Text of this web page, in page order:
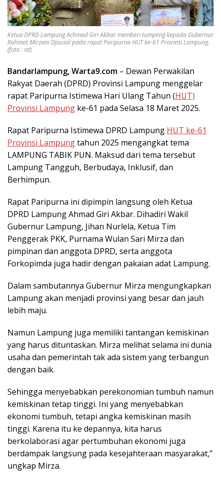
Ketua DPRD Lampung Achmad Giri Akbar memberi tumpeng kepada Gubernur
Rahmat Mirzani Djausal pada rapat Paripurna HUT ke-61 Provinsi Lampung.
(foto : ist)
Bandarlampung, Warta9.com – Dewan Perwakilan
Rakyat Daerah (DPRD) Provinsi Lampung menggelar
rapat Paripurna Istimewa Hari Ulang Tahun (HUT)
Provinsi Lampung ke-61 pada Selasa 18 Maret 2025.
Rapat Paripurna Istimewa DPRD Lampung HUT ke-61
Provinsi Lampungtahun 2025 mengangkat tema
LAMPUNG TABIK PUN. Maksud dari tema tersebut
Lampung Tangguh, Berbudaya, Inklusif, dan
Berhimpun.
Rapat Paripurna ini dipimpin langsung oleh Ketua
DPRD Lampung Ahmad Giri Akbar. Dihadiri Wakil
Gubernur Lampung, Jihan Nurlela, Ketua Tim
Penggerak PKK, Purnama Wulan Sari Mirza dan
pimpinan dan anggota DPRD, serta anggota
Forkopimda juga hadir dengan pakaian adat Lampung.
Dalam sambutannya Gubernur Mirza mengungkapkan
Lampung akan menjadi provinsi yang besar dan jauh
lebih maju.
Namun Lampung juga memiliki tantangan kemiskinan
yang harus dituntaskan. Mirza melihat selama ini dunia
usaha dan pemerintah tak ada sistem yang terbangun
dengan baik.
Sehingga menyebabkan perekonomian tumbuh namun
kemiskinan tetap tinggi. Ini yang menyebabkan
ekonomi tumbuh, tetapi angka kemiskinan masih
tinggi. Karena itu ke depannya, kita harus
berkolaborasi agar pertumbuhan ekonomi juga
berdampak langsung pada kesejahteraan masyarakat,”
ungkap Mirza.